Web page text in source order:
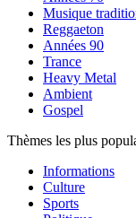
Musique
Reggaeton
Années 90
Trance
Heavy Metal
Ambient
Gospel
Thèmes les plus
Informations
Culture
Sports